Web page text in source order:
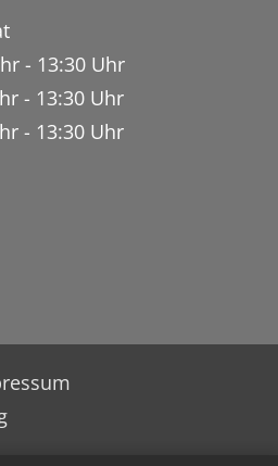
13:30 Uhr
- 13:30 Uhr
13:30 Uhr